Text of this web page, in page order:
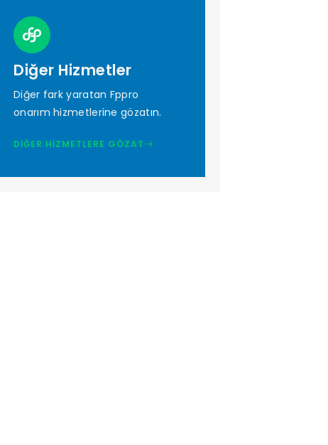
Diğer Hizmetler
Diğer fark yaratan Fppro
onarım hizmetlerine gözatın.
DIĞER HIZMETLERE GÖZAT